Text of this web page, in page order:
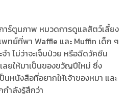
าร์ตูนภาพ หมวดการดูแลสัตว์เลี้ยง
ทย์ที่พา Waffle และ Muffin เด็ก ๆ
ำ ไม่ว่าจะเจ็บป่วย หรือฉีดวัคซีน
ลยให้มาเป็นของขวัญปีใหม่ ซึ่ง
นหนังสือที่อยากให้เจ้าของหมา และ
ำลังรู้สึกว่า